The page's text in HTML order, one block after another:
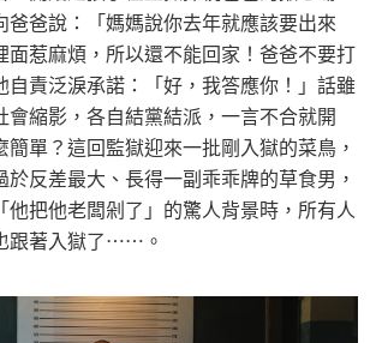
爸爸說：「媽媽說你去年就應該要出來
面惹麻煩，所以還不能回家！爸爸不要打
自責泛淚承諾：「好，我答應你！」話雖
會縮影，各自結黨結派，一言不合就開
簡單？這回監獄迎來一批剛入獄的菜鳥，
於反差最大、長得一副乖乖牌的草食男，
他把他老闆剁了」的驚人背景時，所有人
跟著入獄了⋯⋯。